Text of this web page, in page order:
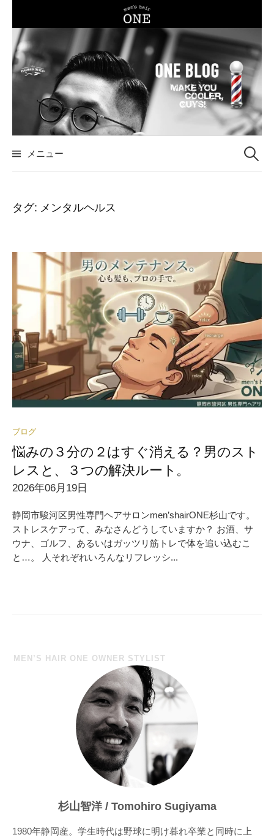
テ
ン
ツ
プ
メニュー 検
タグ: メンタルヘルス
ブログ
悩みの３分の２はすぐ消える？男のスト
レスと、３つの解決ルート。
2026年06月19日
静岡市駿河区男性専門ヘアサロンmen’shairONE杉山です。
ストレスケアって、みなさんどうしていますか？ お酒、サ
ウナ、ゴルフ、あるいはガッツリ筋トレで体を追い込むこ
と…。 人それぞれいろんなリフレッシ...
MEN’S HAIR ONE OWNER STYLIST
杉山智洋 / Tomohiro Sugiyama
1980年静岡産。学生時代は野球に明け暮れ卒業と同時に上